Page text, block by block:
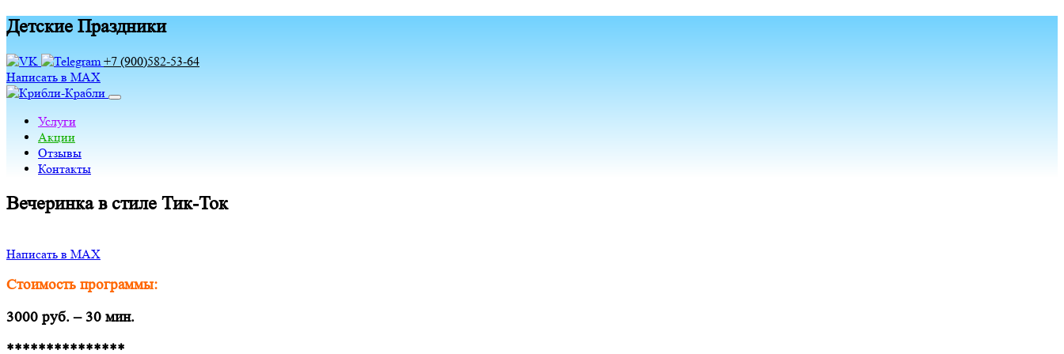
Детские Праздники
+7 (900)582-53-64
Написать в MAX
Услуги
Акции
Отзывы
Контакты
Вечеринка в стиле Тик-Ток
Написать в MAX
Стоимость программы:
3000 руб. – 30 мин.
***************